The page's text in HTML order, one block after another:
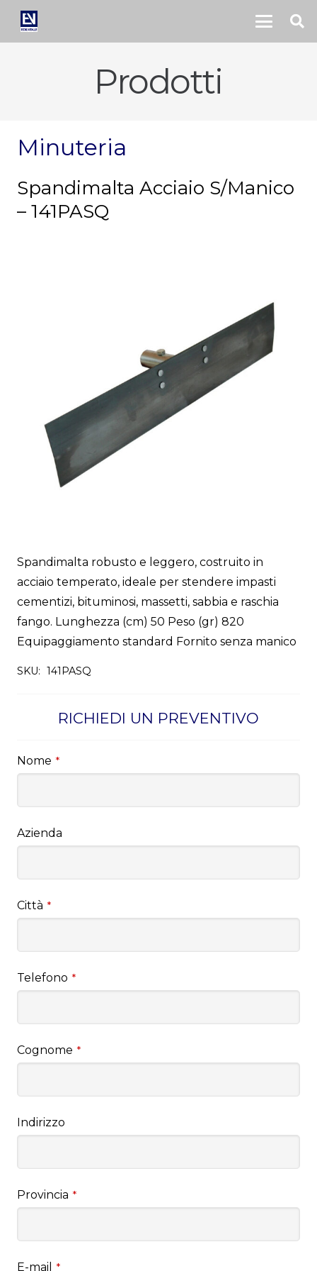
Prodotti
Minuteria
Spandimalta Acciaio S/Manico
– 141PASQ
Spandimalta robusto e leggero, costruito in
acciaio temperato, ideale per stendere impasti
cementizi, bituminosi, massetti, sabbia e raschia
fango. Lunghezza (cm) 50 Peso (gr) 820
Equipaggiamento standard Fornito senza manico
SKU: 141PASQ
RICHIEDI UN PREVENTIVO
Nome *
Azienda
Città *
Telefono *
Cognome *
Indirizzo
Provincia *
E-mail *